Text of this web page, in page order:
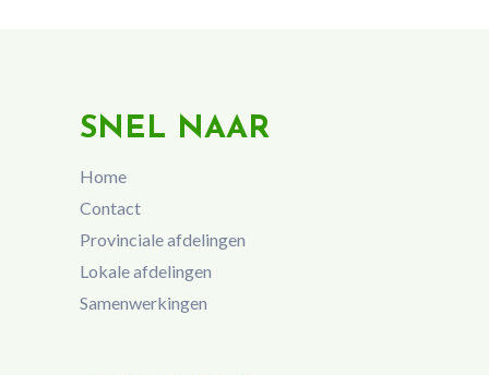
SNEL NAAR
Home
Contact
Provinciale afdelingen
Lokale afdelingen
Samenwerkingen